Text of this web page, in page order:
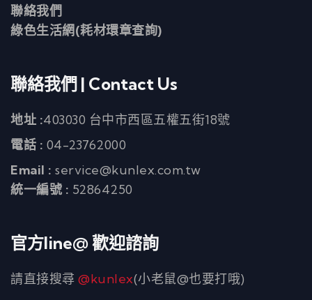
聯絡我們
綠色生活網(耗材環章查詢)
聯絡我們 | Contact Us
地址 :403030 台中市西區五權五街18號
電話 : 04-23762000
Email : service@kunlex.com.tw
統一編號 : 52864250
官方line@ 歡迎諮詢
請直接搜尋 @kunlex(小老鼠@也要打哦)